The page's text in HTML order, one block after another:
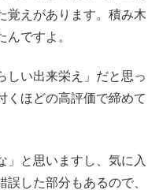
覚えがあります。積み木
ですよ。
しい出来栄え」だと思っ
くほどの高評価で締めて
」と思いますし、気に入
した部分もあるので、